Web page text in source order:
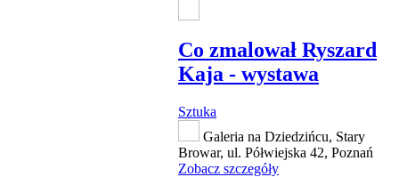
Co zmalował Ryszard
Kaja - wystawa
Sztuka
Galeria na Dziedzińcu, Stary
Browar, ul. Półwiejska 42, Poznań
Zobacz szczegóły